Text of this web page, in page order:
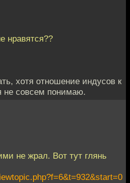
нравятся??
хотя отношение индусов к
не совсем понимаю.
не жрал. Вот тут глянь